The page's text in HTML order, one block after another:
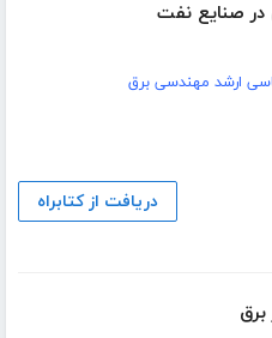
در صنایع نفت
ارشد مهندسی برق
دریافت از کتابراه